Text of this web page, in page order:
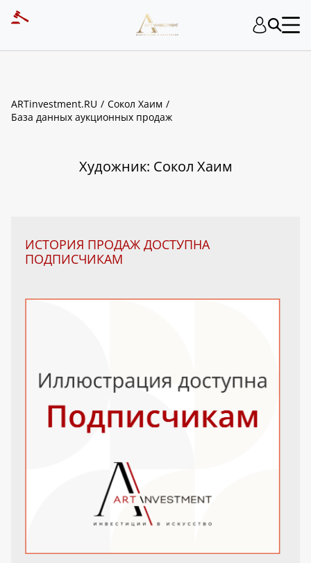
ARTinvestment.RU
Сокол Хаим
База данных аукционных продаж
Художник: Сокол Хаим
ИСТОРИЯ ПРОДАЖ ДОСТУПНА
ПОДПИСЧИКАМ